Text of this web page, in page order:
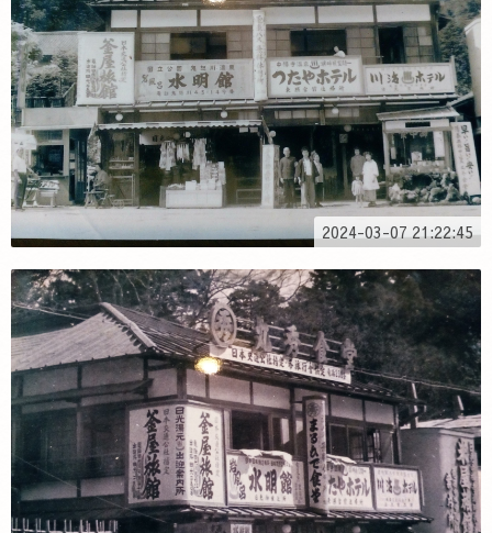
2024-03-07 21:22:45